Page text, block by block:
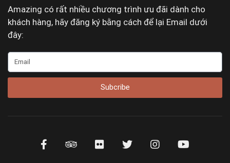
Amazing có rất nhiều chương trình ưu đãi dành cho
khách hàng, hãy đăng ký bằng cách để lại Email dưới
đây:
Subcribe